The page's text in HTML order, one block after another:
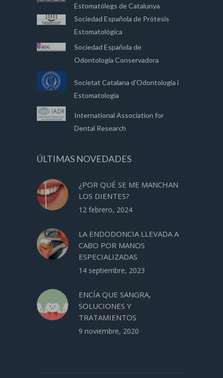
Estomatòlegs de Catalunya
Sociedad Española de Prótesis
Estomatológica
Sociedad Española de
Odontología Conservadora
Societat Catalana d’Odontologia i
Estomatologia
International Association for
Dental Research
ÚLTIMAS NOVEDADES
¿POR QUÉ SE ME MANCHAN
LOS DIENTES?
12 febrero, 2024
LA ENDODONCIA LLEVADA A
CABO POR MANOS
ESPECIALIZADAS
14 septiembre, 2023
ENCÍA QUE SANGRA,
SOLUCIONES Y
TRATAMIENTOS
9 noviembre, 2020